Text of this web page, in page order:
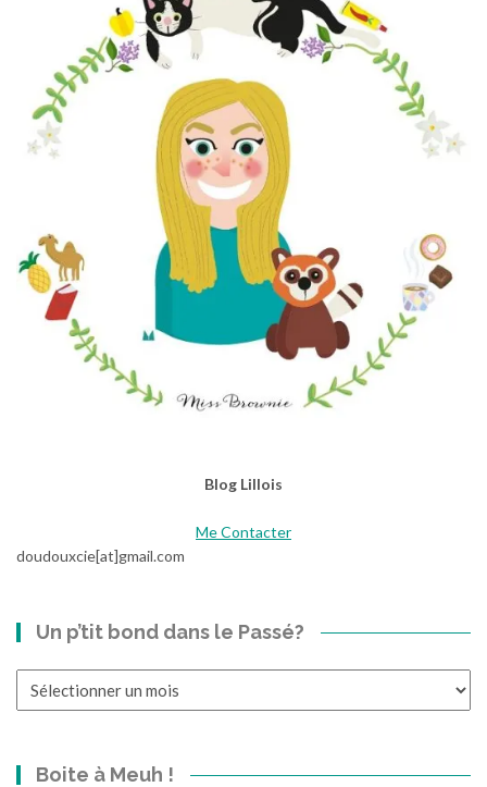
Blog Lillois
Me Contacter
doudouxcie[at]gmail.com
Un p’tit bond dans le Passé?
Boite à Meuh !